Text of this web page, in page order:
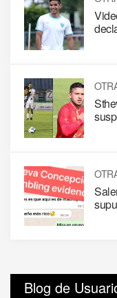
Blog de